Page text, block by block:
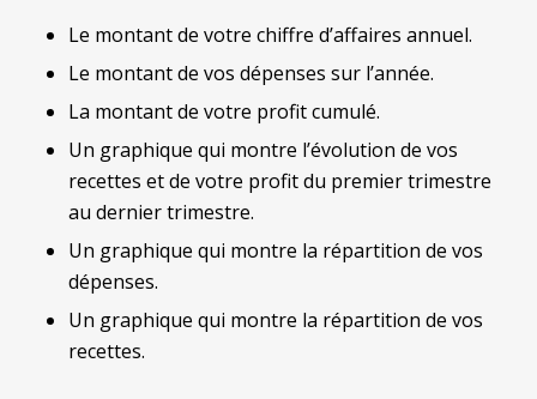
Le montant de votre chiffre d’affaires annuel.
Le montant de vos dépenses sur l’année.
La montant de votre profit cumulé.
Un graphique qui montre l’évolution de vos
recettes et de votre profit du premier trimestre
au dernier trimestre.
Un graphique qui montre la répartition de vos
dépenses.
Un graphique qui montre la répartition de vos
recettes.